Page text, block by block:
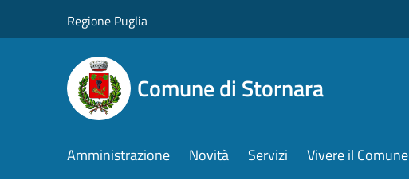
Regione Puglia
Comune di Stornara
Amministrazione Novità Servizi Vivere il Comune